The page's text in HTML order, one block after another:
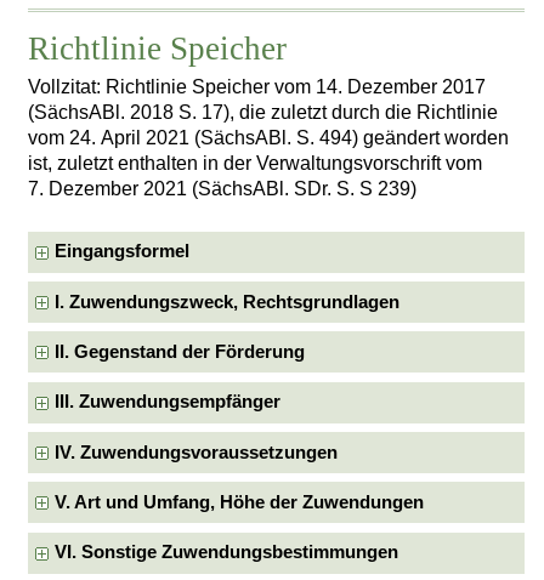
Richtlinie Speicher
Vollzitat: Richtlinie Speicher vom 14. Dezember 2017
(SächsABl. 2018 S. 17), die zuletzt durch die Richtlinie
vom 24. April 2021 (SächsABl. S. 494) geändert worden
ist, zuletzt enthalten in der Verwaltungsvorschrift vom
7. Dezember 2021 (SächsABl. SDr. S. S 239)
Eingangsformel
I. Zuwendungszweck, Rechtsgrundlagen
II. Gegenstand der Förderung
III. Zuwendungsempfänger
IV. Zuwendungsvoraussetzungen
V. Art und Umfang, Höhe der Zuwendungen
VI. Sonstige Zuwendungsbestimmungen